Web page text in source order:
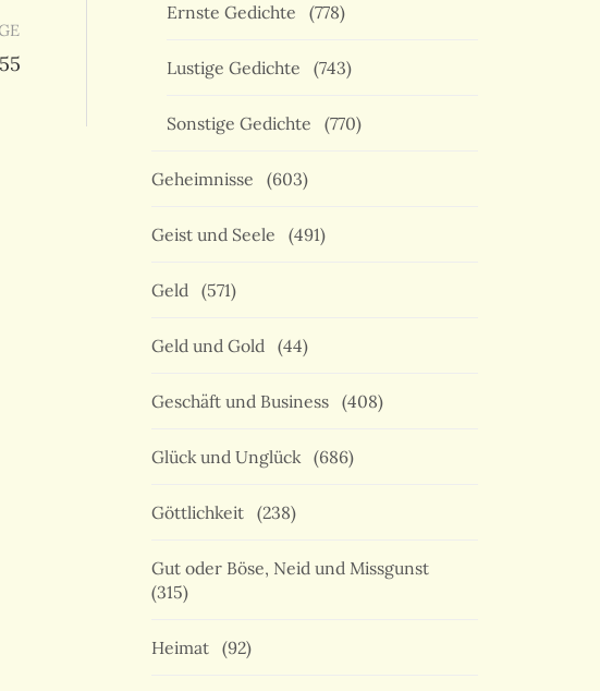
Ernste Gedichte (778)
Lustige Gedichte (743)
Sonstige Gedichte (770)
Geheimnisse (603)
Geist und Seele (491)
Geld (571)
Geld und Gold (44)
Geschäft und Business (408)
Glück und Unglück (686)
Göttlichkeit (238)
Gut oder Böse, Neid und Missgunst
(315)
Heimat (92)